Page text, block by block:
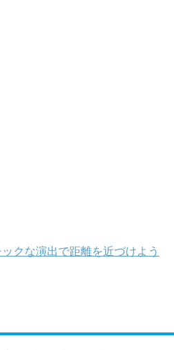
クな演出で距離を近づけよう